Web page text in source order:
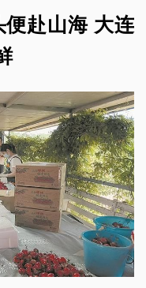
赴山海 大连